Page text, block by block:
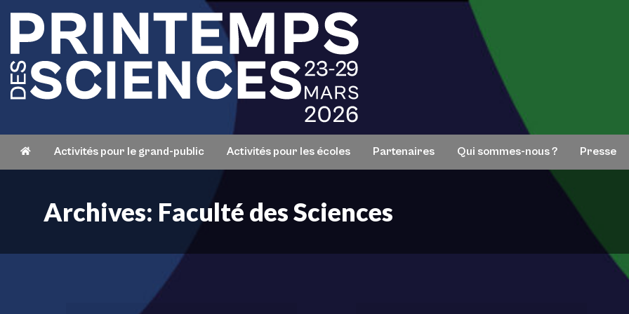
Activités pour le grand-public Activités pour les écoles Partenaires Qui sommes-nous ? Presse
Archives: Faculté des Sciences